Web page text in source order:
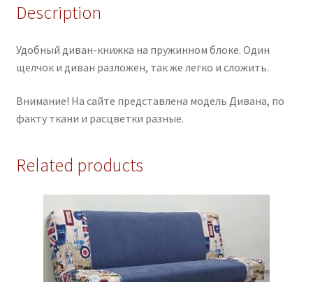
Description
Удобный диван-книжка на пружинном блоке. Один
щелчок и диван разложен, так же легко и сложить.
Внимание! На сайте представлена модель Дивана, по
факту ткани и расцветки разные.
Related products